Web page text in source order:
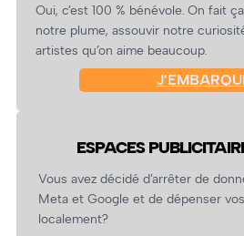
Oui, c’est 100 % bénévole. On fait
notre plume, assouvir notre
artistes qu’on aime beaucoup.
ESPACES
Vous avez décidé d’arrêter de
Meta et Google et de dépenser
localement?